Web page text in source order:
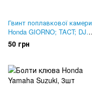
Гвинт поплавкової камери
Honda GIORNO; TACT; DJ.
Оригінал 93892-0401208
50 грн